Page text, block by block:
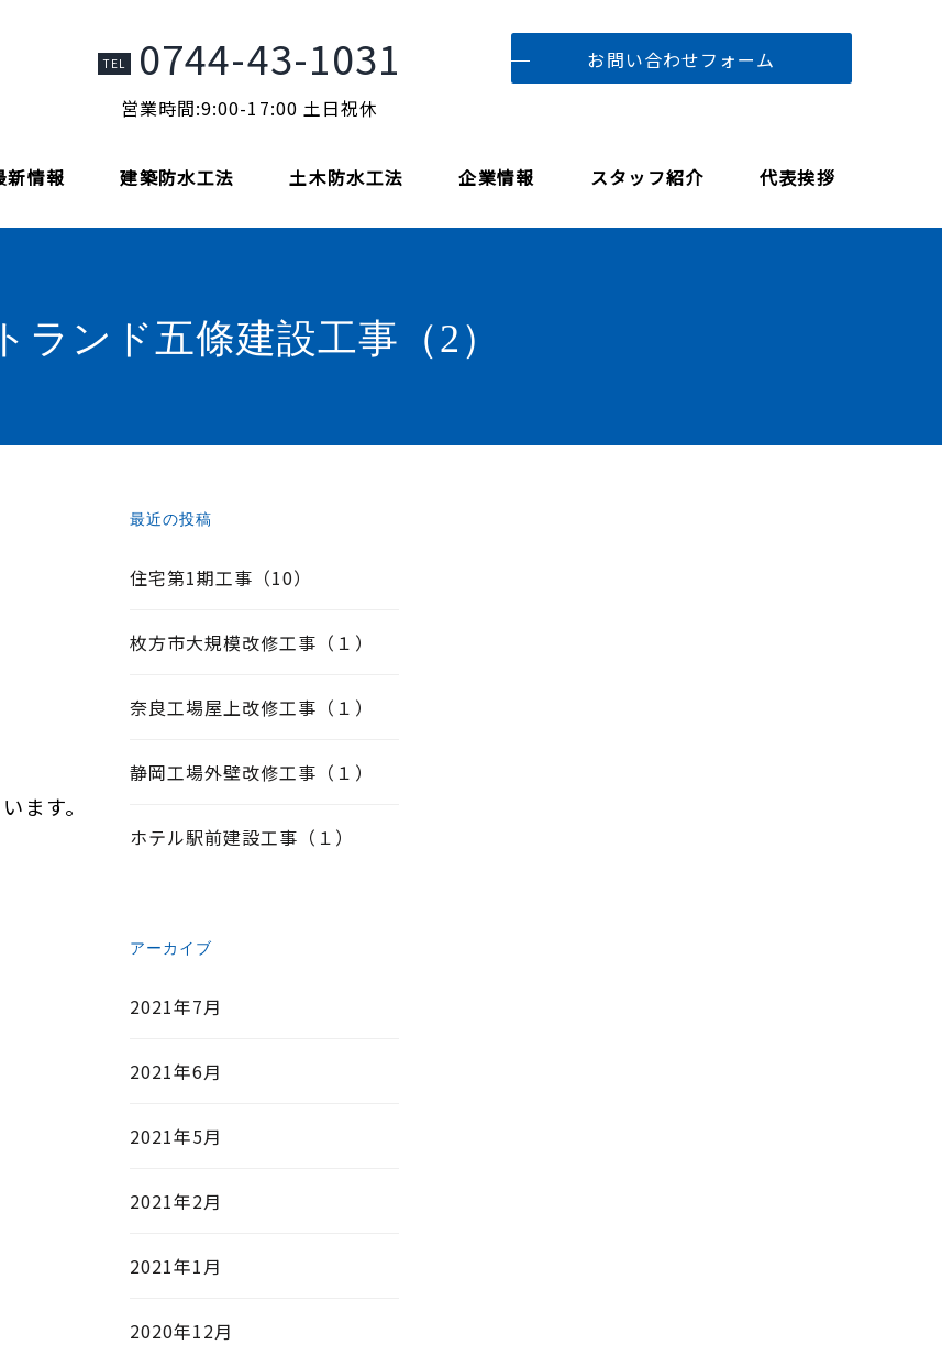
TEL 0744-43-1031
営業時間:9:00-17:00 土日祝休
お問い合わせフォーム
新情報 建築防水工法 土木防水工法 企業情報 スタッフ紹介 代表挨拶
ランド五條建設工事（2）
ます。
最近の投稿
住宅第1期工事（10）
枚方市大規模改修工事（１）
奈良工場屋上改修工事（１）
静岡工場外壁改修工事（１）
ホテル駅前建設工事（１）
アーカイブ
2021年7月
2021年6月
2021年5月
2021年2月
2021年1月
2020年12月